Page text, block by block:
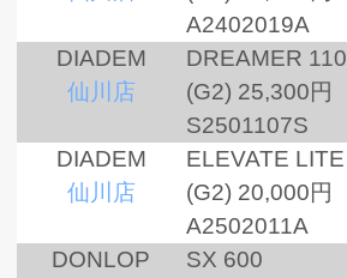
A2402019A
DIADEM
仙川店
DREAMER 110
(G2) 25,300円
S2501107S
DIADEM
仙川店
ELEVATE LITE
(G2) 20,000円
A2502011A
DONLOP
SX 600